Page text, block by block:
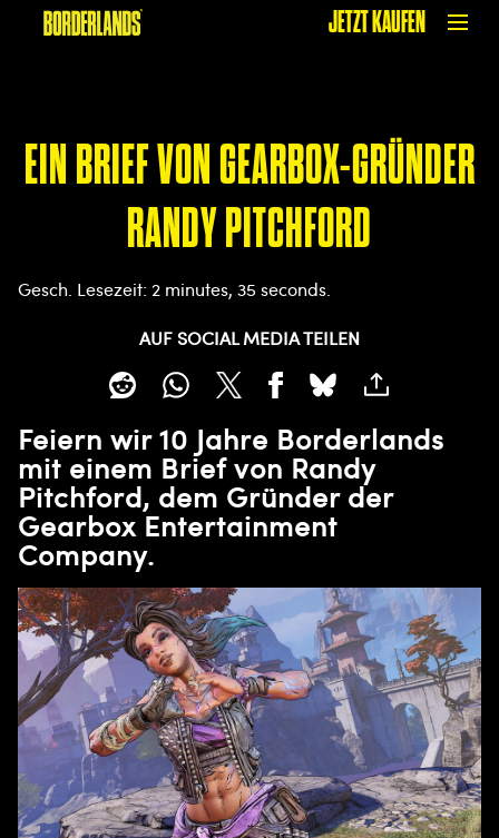
JETZT KAUFEN
EIN BRIEF VON GEARBOX-GRÜNDER
RANDY PITCHFORD
Gesch. Lesezeit 2 minutes, 35 seconds
AUF SOCIAL MEDIA TEILEN
Feiern wir 10 Jahre Borderlands
mit einem Brief von Randy
Pitchford, dem Gründer der
Gearbox Entertainment
Company.